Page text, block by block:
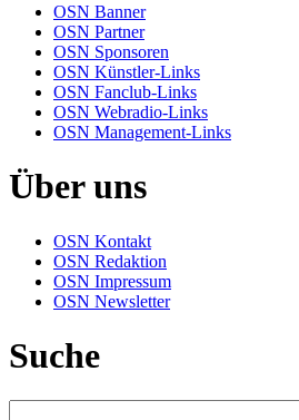
OSN Banner
OSN Partner
OSN Sponsoren
OSN Künstler-Links
OSN Fanclub-Links
OSN Webradio-Links
OSN Management-Links
Über uns
OSN Kontakt
OSN Redaktion
OSN Impressum
OSN Newsletter
Suche